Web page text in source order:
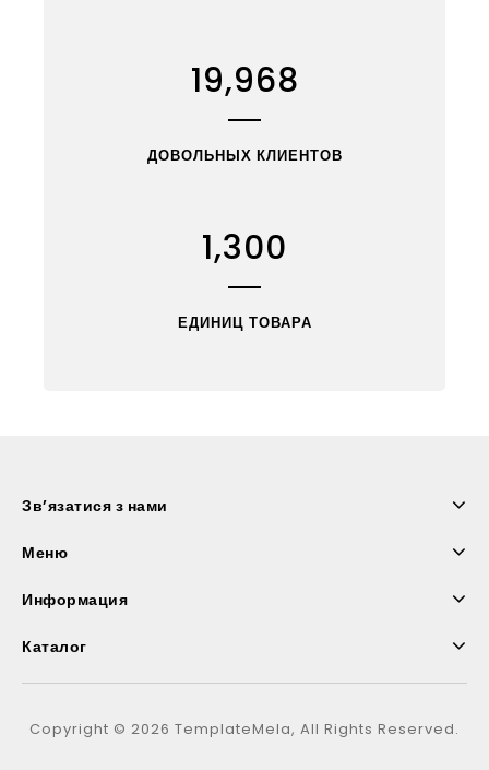
19,968
ДОВОЛЬНЫХ КЛИЕНТОВ
1,300
ЕДИНИЦ ТОВАРА
Зв’язатися з нами
Меню
Информация
Каталог
Copyright © 2026 TemplateMela, All Rights Reserved.